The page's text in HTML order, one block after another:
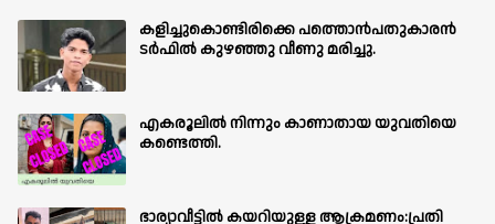
കളിച്ചുകൊണ്ടിരിക്കെ പത്തൊൻപതുകാരൻ
ടർഫിൽ കുഴഞ്ഞു വീണു മരിച്ചു.
എകരൂലിൽ നിന്നും കാണാതായ യുവതിയെ
കണ്ടെത്തി.
ഭാര്യാവീട്ടിൽ കയറിയുള്ള ആക്രമണം:പ്രതി